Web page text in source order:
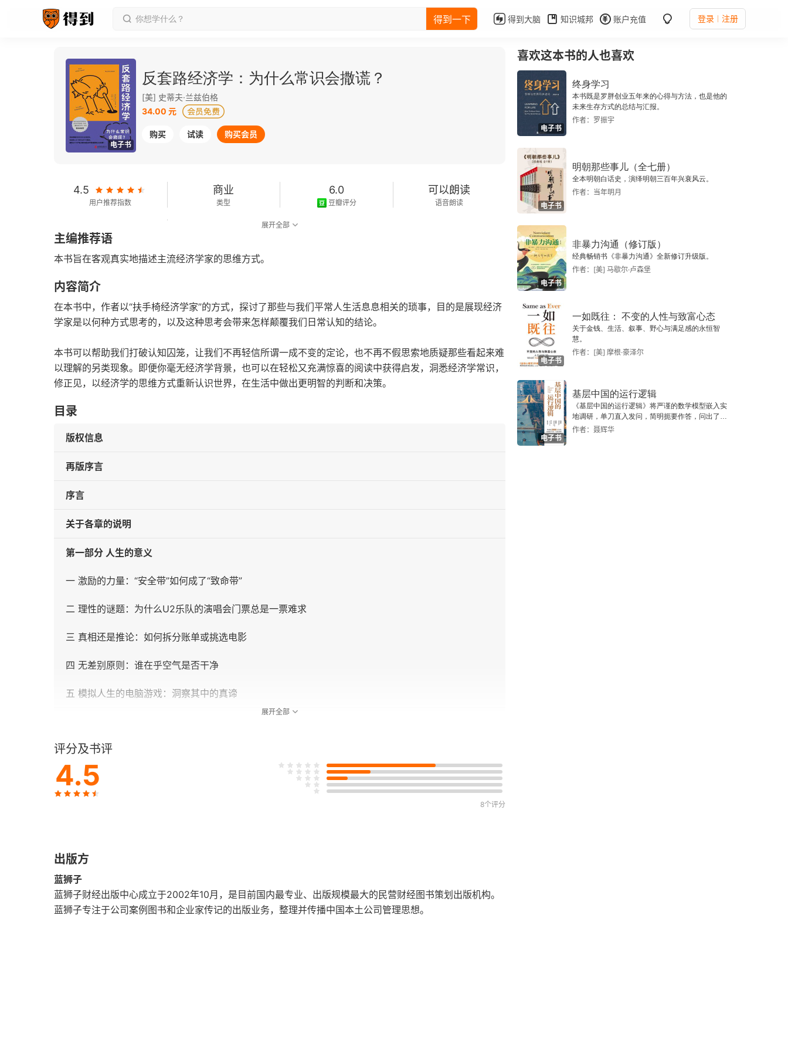
得到一下 得到大脑 知识城邦 账户充值 登录 注册
电子书
反套路经济学：为什么常识会撒谎？
[美] 史蒂夫·兰兹伯格
34.00 元
购买 试读 购买会员
4.5
用户推荐指数
商业
类型
6.0
豆瓣评分
可以朗读
语音朗读
字数
展开全部
主编推荐语
本书旨在客观真实地描述主流经济学家的思维方式。
内容简介
在本书中，作者以“扶手椅经济学家”的方式，探讨了那些与我们平常人生活息息相关的琐事，目的是展现经济
学家是以何种方式思考的，以及这种思考会带来怎样颠覆我们日常认知的结论。
本书可以帮助我们打破认知囚笼，让我们不再轻信所谓一成不变的定论，也不再不假思索地质疑那些看起来难
以理解的另类现象。即便你毫无经济学背景，也可以在轻松又充满惊喜的阅读中获得启发，洞悉经济学常识，
修正见，以经济学的思维方式重新认识世界，在生活中做出更明智的判断和决策。
目录
版权信息
再版序言
序言
关于各章的说明
第一部分 人生的意义
一 激励的力量：“安全带”如何成了“致命带”
二 理性的谜题：为什么U2乐队的演唱会门票总是一票难求
三 真相还是推论：如何拆分账单或挑选电影
四 无差别原则：谁在乎空气是否干净
五 模拟人生的电脑游戏：洞察其中的真谛
六 明辨是非：民主的误区
七 税收的两难选择：效率的逻辑
第三部分 如何有效阅读
十 在毒品战争中选择立场：《大西洋月刊》是怎样站错队的
展开全部
评分及书评
4.5
8个评分
出版方
蓝狮子
蓝狮子财经出版中心成立于2002年10月，是目前国内最专业、出版规模最大的民营财经图书策划出版机构。
蓝狮子专注于公司案例图书和企业家传记的出版业务，整理并传播中国本土公司管理思想。
喜欢这本书的人也喜欢
电子书
终身学习
本书既是罗胖创业五年来的心得与方法，也是他的
未来生存方式的总结与汇报。
作者：罗振宇
电子书
明朝那些事儿（全七册）
全本明朝白话史，演绎明朝三百年兴衰风云。
作者：当年明月
电子书
非暴力沟通（修订版）
经典畅销书《非暴力沟通》全新修订升级版。
作者：[美] 马歇尔·卢森堡
电子书
一如既往： 不变的人性与致富心态
关于金钱、生活、叙事、野心与满足感的永恒智
慧。
作者：[美] 摩根·豪泽尔
电子书
基层中国的运行逻辑
《基层中国的运行逻辑》将严谨的数学模型嵌入实
地调研，单刀直入发问，简明扼要作答，问出了一
个真实切近的基层中国。
作者：聂辉华